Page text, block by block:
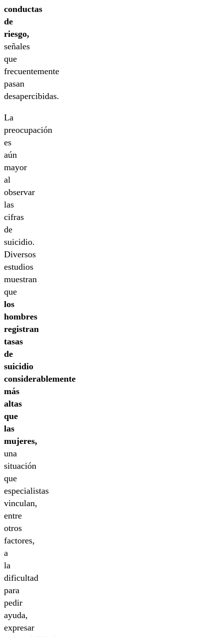
conductas
de
riesgo,
señales
que
frecuentemente
pasan
desapercibidas.
La
preocupación
es
aún
mayor
al
observar
las
cifras
de
suicidio.
Diversos
estudios
muestran
que
los
hombres
registran
tasas
de
suicidio
considerablemente
más
altas
que
las
mujeres,
una
situación
que
especialistas
vinculan,
entre
otros
factores,
a
la
dificultad
para
pedir
ayuda,
expresar